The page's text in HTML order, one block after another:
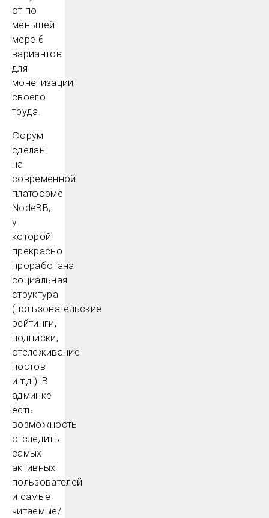
от по
меньшей
мере 6
вариантов
для
монетизации
своего
труда.
Форум
сделан
на
современной
платформе
NodeBB,
у
которой
прекрасно
проработана
социальная
структура
(пользовательские
рейтинги,
подписки,
отслеживание
постов
и т.д.). В
админке
есть
возможность
отследить
самых
активных
пользователей
и самые
читаемые/